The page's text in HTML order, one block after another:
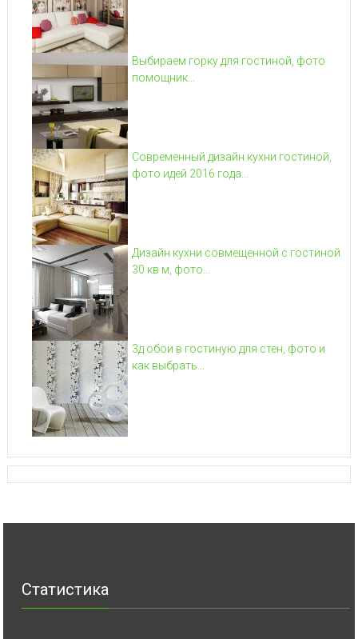
Выбираем горку для гостиной, фото
помощник...
Современный дизайн кухни гостиной,
фото идей 2016 года...
Дизайн кухни совмещенной с гостиной
30 кв м, фото...
3д обои в гостиную для стен, фото и
как выбрать...
Статистика